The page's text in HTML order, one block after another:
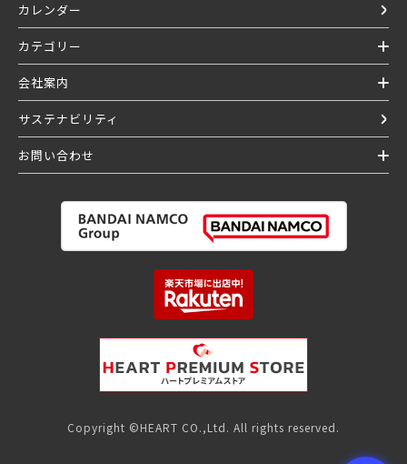
カレンダー
カテゴリー
会社案内
サステナビリティ
お問い合わせ
Copyright ©HEART CO.,Ltd. All rights reserved.